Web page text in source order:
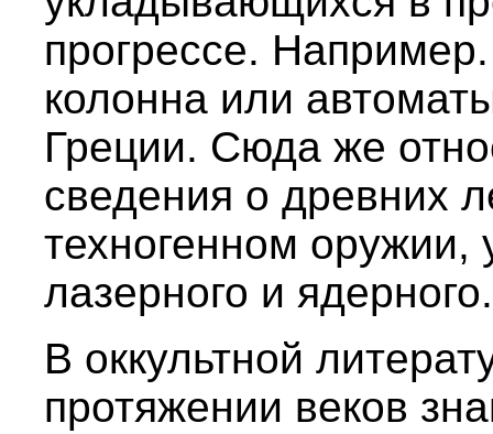
прогрессе.
колонна или
Греции. Сюда же
сведения о древних
техногенном оружии,
лазерного и ядерного.
В оккультной
протяжении веков